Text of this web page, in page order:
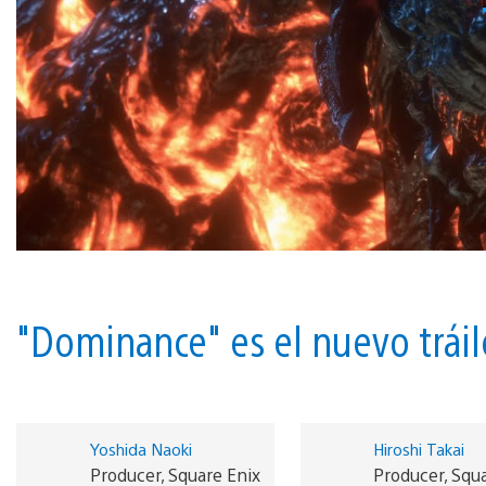
"Dominance" es el nuevo
Yoshida Naoki
Producer, Square Enix
Hiroshi Takai
Producer,